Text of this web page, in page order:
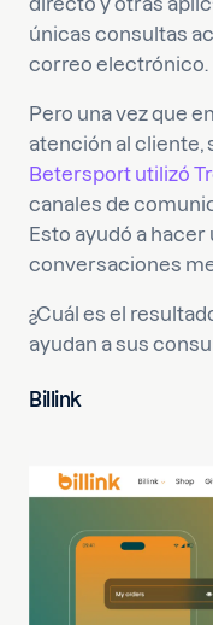
únicas consultas
correo electrónico.
Pero una vez que
atención al cliente,
Betersport utilizó
canales de
Esto ayudó a
conversaciones
¿Cuál es el
ayudan a sus
Billink